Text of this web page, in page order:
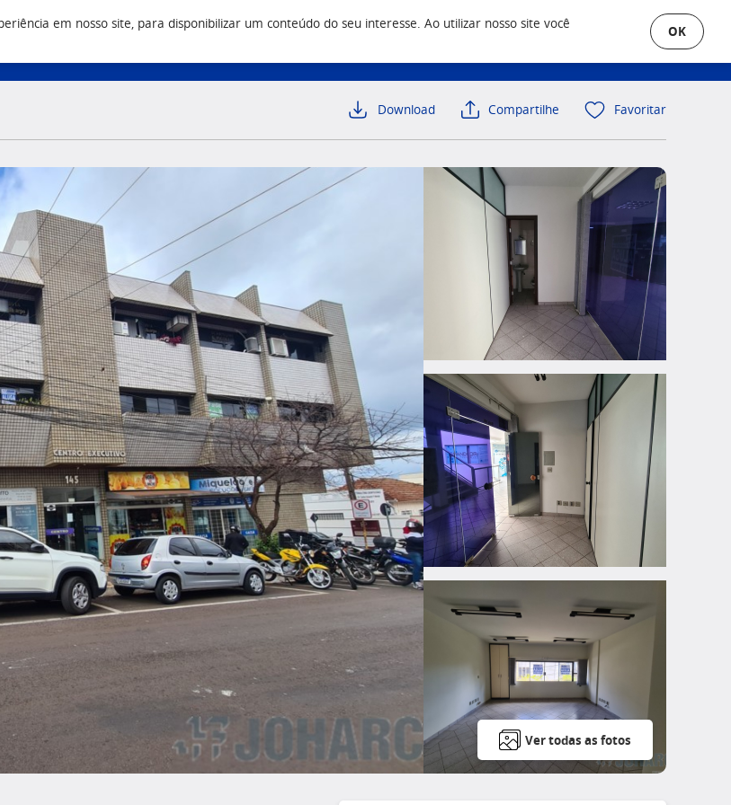
Vendas Construtora
Download Compartilhe Favoritar
Ver todas as fotos
em nosso site, para disponibilizar um conteúdo do seu interesse. Ao utilizar nosso site você
OK